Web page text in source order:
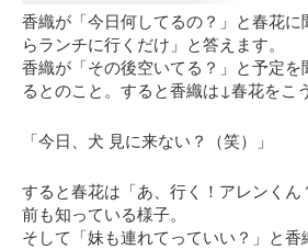
香織が「今日何してるの？」と春花に
らランチに行くだけ」と答えます。
香織が「その後空いてる？」と予定を
るとのこと。すると香織は↓春花をこ
「今日、犬 見に来ない？（笑）」
すると春花は 「あ、行く！アレンくん
前も知っている様子。
そして
「妹も連れてっていい？」
と香